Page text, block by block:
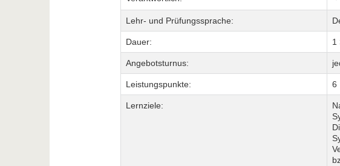
Lehr- und Prüfungssprache:
Dauer: 1
Angebotsturnus:
Leistungspunkte: 6
Lernziele: